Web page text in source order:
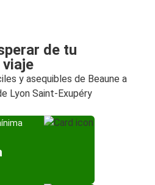
de tu
viaje
y asequibles de Beaune a
Lyon Saint-Exupéry